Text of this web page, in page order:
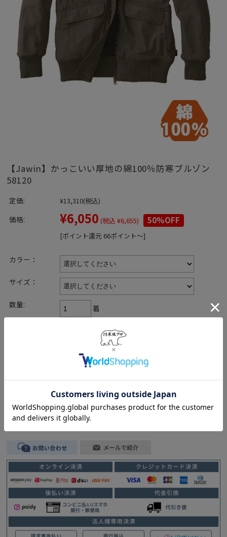
【Jawin】かっこいい厚地の綿100％防寒ブルゾン
58120
定価: ¥13,310(税込)
価格: ¥6,050 (税込 ¥6,655) 50%OFF
[ポイント還元 66ポイント～]
カラー：
サイズ：
数量:
着
返品についての詳細はこちら